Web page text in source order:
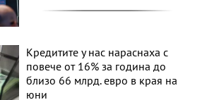
Кредитите у нас нараснаха с
повече от 16% за година до
близо 66 млрд. евро в края на
юни